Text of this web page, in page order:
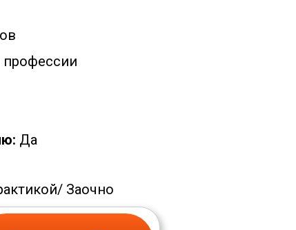
профессии
Да
Заочно